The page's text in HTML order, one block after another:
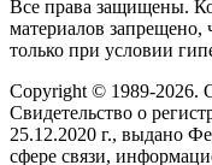
Все права защищены.
материалов
только при условии
Copyright © 1989-
Свидетельство о
25.12.2020 г., выдано
сфере связи,